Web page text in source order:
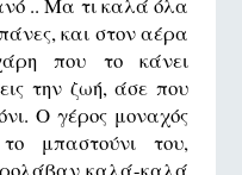
και στον αέρα
που το κάνει
την ζωή, άσε που
Ο γέρος μοναχός
μπαστούνι του,
καλά-καλά